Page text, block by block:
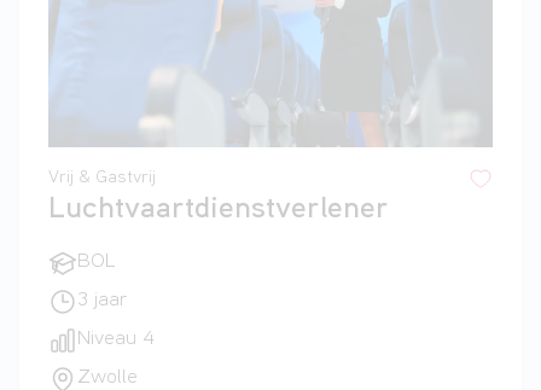
Vrij & Gastvrij
Luchtvaartdienstverlener
BOL
3 jaar
Niveau 4
Zwolle